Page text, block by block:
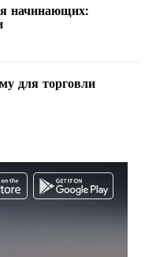
начинающих:
для торговли